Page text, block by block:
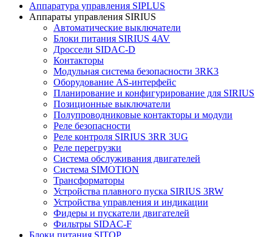
Аппаратура управления SIPLUS
Аппараты управления SIRIUS
Автоматические выключатели
Блоки питания SIRIUS 4AV
Дроссели SIDAC-D
Контакторы
Модульная система безопасности 3RK3
Оборудование AS-интерфейс
Планирование и конфигурирование для SIRIUS
Позиционные выключатели
Полупроводниковые контакторы и модули
Реле безопасности
Реле контроля SIRIUS 3RR 3UG
Реле перегрузки
Сиcтема обслуживания двигателей
Система SIMOTION
Трансформаторы
Устройства плавного пуска SIRIUS 3RW
Устройства управления и индикации
Фидеры и пускатели двигателей
Фильтры SIDAC-F
Блоки питания SITOP